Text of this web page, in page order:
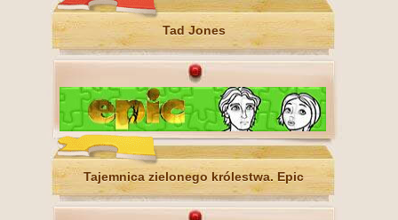
Tad Jones
Tajemnica zielonego królestwa. Epic